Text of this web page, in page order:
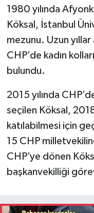
1980 yılında
Köksal, İstanbul
mezunu. Uzun
CHP’de kadın
bulundu.
2015 yılında
seçilen Köksal,
katılabilmesi için
15 CHP
CHP’ye dönen
başkanvekilliği